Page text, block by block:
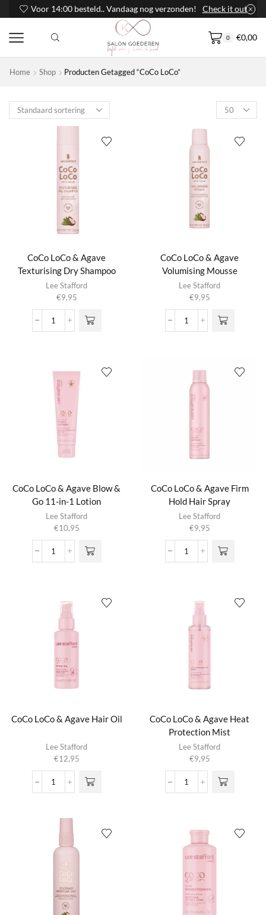
Voor 14:00 besteld.. Vandaag nog verzonden! Check it out
0 €0,00
Home Shop Producten Getagged “CoCo LoCo”
Products
per
CoCo LoCo & Agave
Texturising Dry Shampoo
Lee Stafford
€9,95
CoCo
Texturising
Dry
Shampoo
aantal
CoCo LoCo & Agave
Volumising Mousse
Lee Stafford
€9,95
CoCo
Volumising
Mousse
aantal
CoCo LoCo & Agave Blow &
Go 11-in-1 Lotion
Lee Stafford
€10,95
CoCo
Blow
11-
in-
1
Lotion
aantal
CoCo LoCo & Agave Firm
Hold Hair Spray
Lee Stafford
€9,95
CoCo
Firm
Hold
Hair
Spray
aantal
CoCo LoCo & Agave Hair Oil
Lee Stafford
€12,95
CoCo
Agave
Hair
aantal
CoCo LoCo & Agave Heat
Protection Mist
Lee Stafford
€9,95
CoCo
Heat
Protection
Mist